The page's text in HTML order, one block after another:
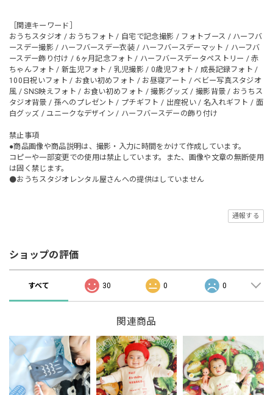
［関連キーワード］
おうちスタジオ / おうちフォト / 自宅で記念撮影 / フォトブース / ハーフバ
ースデー撮影 / ハーフバースデー衣装 / ハーフバースデーマット / ハーフバ
ースデー飾り付け / 6ヶ月記念フォト / ハーフバースデータペストリー / 赤
ちゃんフォト / 新生児フォト / 乳児撮影 / 0歳児フォト / 成長記録フォト /
100日祝いフォト / お食い初めフォト / お昼寝アート / ベビー写真スタジオ
風 / SNS映えフォト / お食い初めフォト / 撮影グッズ / 撮影背景 / おうちス
タジオ背景 / 孫へのプレゼント / プチギフト / 出産祝い / 名入れギフト / 面
白グッズ / ユニークなデザイン / ハーフバースデーの飾り付け
禁止事項
●商品画像や商品説明は、撮影・入力に時間をかけて作成しています。
コピーや一部変更での使用は禁止しています。また、画像や文章の無断使用
は固く禁じます。
⚫️おうちスタジオレンタル屋さんへの提供はしていません
通報する
ショップの評価
すべて 30 0 0
関連商品